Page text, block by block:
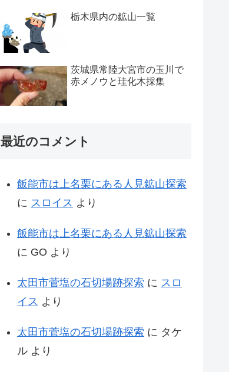
栃木県内の鉱山一覧
茨城県常陸大宮市の玉川で
赤メノウと珪化木採集
最近のコメント
飯能市は上名栗にある人見鉱山探索
に スロイス より
飯能市は上名栗にある人見鉱山探索
に GO より
太田市菅塩の石切場跡探索 に スロ
イス より
太田市菅塩の石切場跡探索 に タケ
ル より